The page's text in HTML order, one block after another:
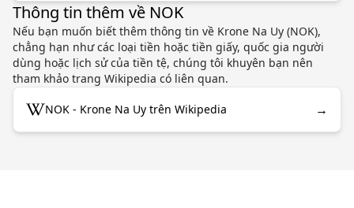
Thông tin thêm về NOK
Nếu bạn muốn biết thêm thông tin về Krone Na Uy (NOK),
chẳng hạn như các loại tiền hoặc tiền giấy, quốc gia người
dùng hoặc lịch sử của tiền tệ, chúng tôi khuyên bạn nên
tham khảo trang Wikipedia có liên quan.
NOK - Krone Na Uy trên Wikipedia →